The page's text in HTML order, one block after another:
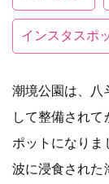
インスタスポ
潮境公園は、八
して整備され
ポットになりま
波に浸食された